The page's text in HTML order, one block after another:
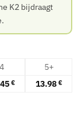
K2 bijdraagt
4
5+
€ 13.98 €